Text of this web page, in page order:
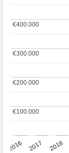
2016 2017 2018
€100.000
€100.000
€200.000
€200.000
€300.000
€300.000
€400.000
€400.000